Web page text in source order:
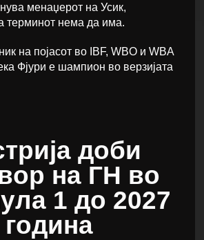
менаџерот на Усик,
терминот нема да има.
на појасот во IBF, WBO и WBA
Фјури е шампион во верзијата
доби
на ГН во
1 до 2027
година